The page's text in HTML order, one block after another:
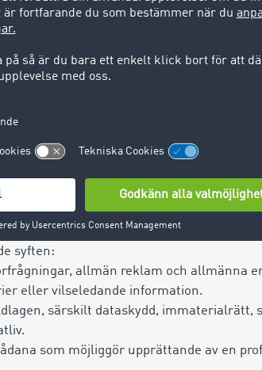
gäller endast för individuellt avtalad
transaktioner eller en avtalad
för filialen i fråga – självständig
part eller andra filialer eller kontor.
lösenord eller en webbinloggning har
om en enhet och/eller en webbläsare
sökning av specifik information som
sanningsenliga och på begäran kunna
raderas såvida det inte föreligger
syften:
allmän reklam och allmänna
eller vilseledande information.
särskilt dataskydd, immaterialrätt,
som möjliggör upprättande av en